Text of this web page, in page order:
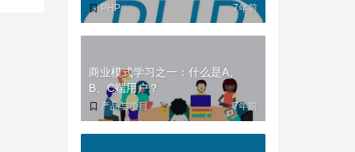
PHP 7年前
商业模式学习之一：什么是A、
B、C端用户？
产品与项目 7年前